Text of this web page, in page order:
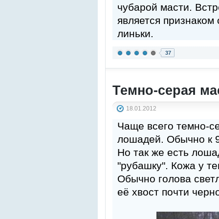
чубарой масти.
является
линьки.
37
Темно-серая
18.01.2012
Чаще всего темно-
лошадей. Обычно к
Но так же есть
"рубашку". Кожа у
Обычно голова
её хвост почти